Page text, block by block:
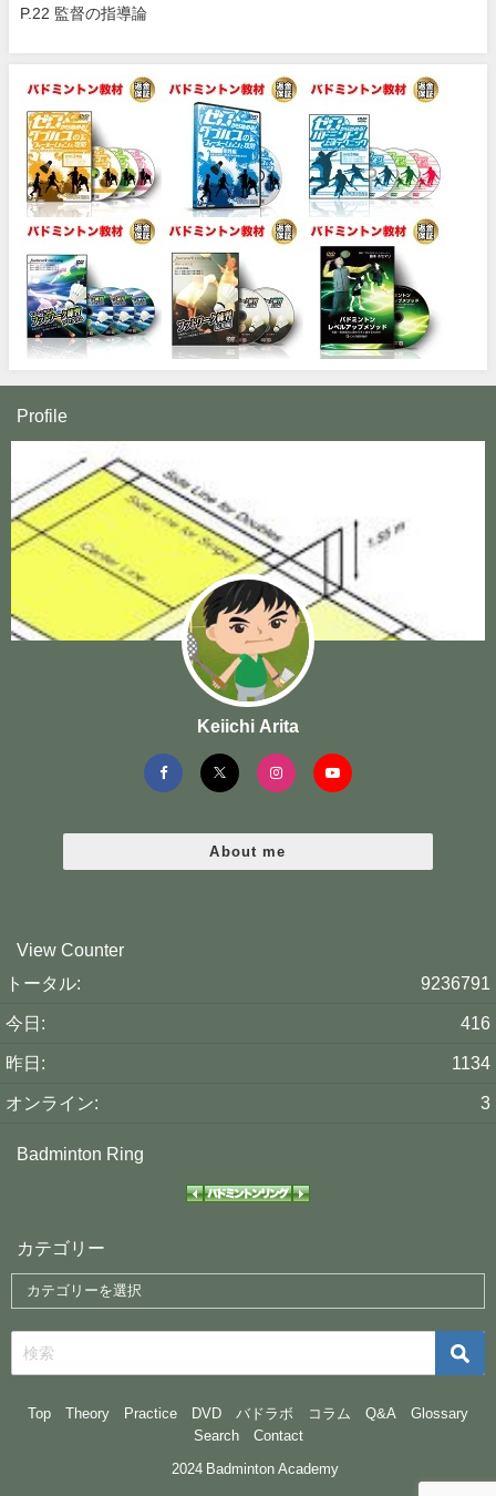
P.22 監督の指導論
Profile
Keiichi Arita
About me
View Counter
9236791
トータル:
416
今日:
1134
昨日:
3
オンライン:
Badminton Ring
カテゴリー
Top Theory Practice DVD バドラボ コラム Q&A
Glossary
Search
Contact
©2024 Badminton Academy